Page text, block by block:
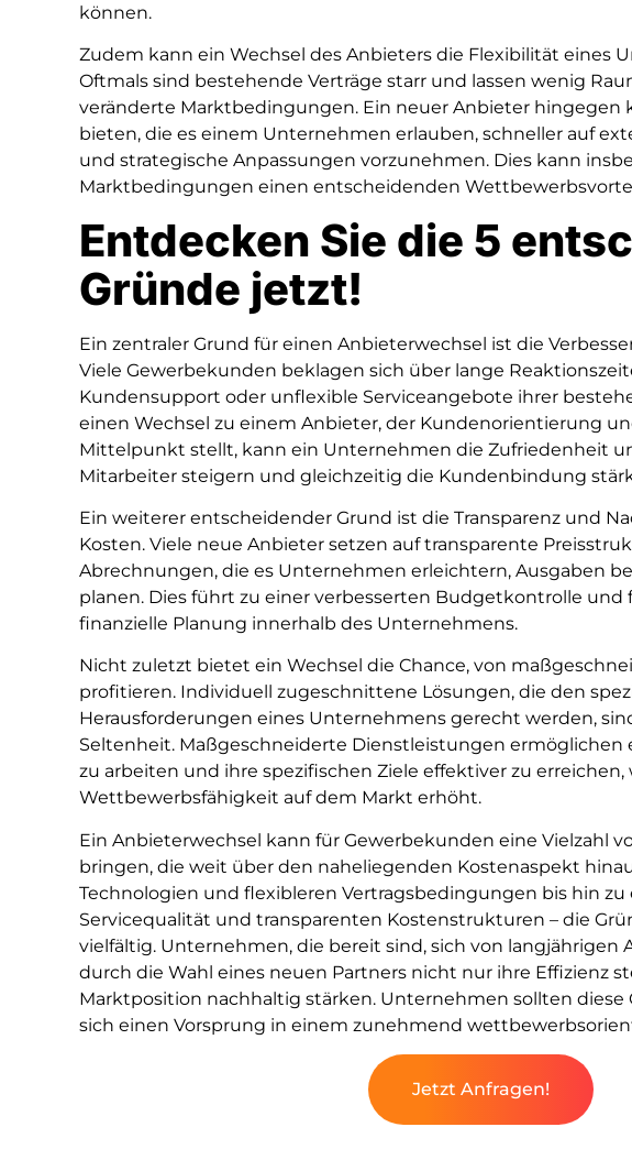
können.
Zudem kann ein Wechsel des Anbieters die Flexibilität eines
Oftmals sind bestehende Verträge starr und lassen wenig
veränderte Marktbedingungen. Ein neuer Anbieter hingegen
bieten, die es einem Unternehmen erlauben, schneller auf
und strategische Anpassungen vorzunehmen. Dies kann
Marktbedingungen einen entscheidenden
Entdecken Sie die 5
Gründe jetzt!
Ein zentraler Grund für einen Anbieterwechsel ist die
Viele Gewerbekunden beklagen sich über lange
Kundensupport oder unflexible Serviceangebote ihrer
einen Wechsel zu einem Anbieter, der Kundenorientierung
Mittelpunkt stellt, kann ein Unternehmen die Zufriedenheit
Mitarbeiter steigern und gleichzeitig die Kundenbindung
Ein weiterer entscheidender Grund ist die Transparenz und
Kosten. Viele neue Anbieter setzen auf transparente
Abrechnungen, die es Unternehmen erleichtern, Ausgaben
planen. Dies führt zu einer verbesserten Budgetkontrolle und
finanzielle Planung innerhalb des Unternehmens.
Nicht zuletzt bietet ein Wechsel die Chance, von
profitieren. Individuell zugeschnittene Lösungen, die den
Herausforderungen eines Unternehmens gerecht werden,
Seltenheit. Maßgeschneiderte Dienstleistungen ermöglichen
zu arbeiten und ihre spezifischen Ziele effektiver zu erreichen,
Wettbewerbsfähigkeit auf dem Markt erhöht.
Ein Anbieterwechsel kann für Gewerbekunden eine Vielzahl
bringen, die weit über den naheliegenden Kostenaspekt
Technologien und flexibleren Vertragsbedingungen bis hin zu
Servicequalität und transparenten Kostenstrukturen – die
vielfältig. Unternehmen, die bereit sind, sich von langjährigen
durch die Wahl eines neuen Partners nicht nur ihre Effizienz
Marktposition nachhaltig stärken. Unternehmen sollten diese
sich einen Vorsprung in einem zunehmend
Jetzt Anfragen!